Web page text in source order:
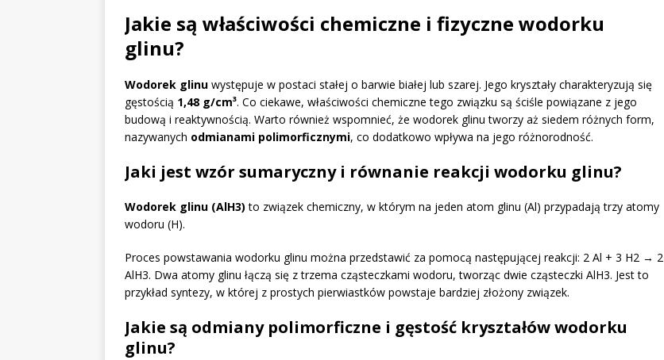
Jakie są właściwości chemiczne i fizyczne wodorku
glinu?
Wodorek glinu występuje w postaci stałej o barwie białej lub szarej. Jego kryształy charakteryzują się
gęstością 1,48 g/cm³. Co ciekawe, właściwości chemiczne tego związku są ściśle powiązane z jego
budową i reaktywnością. Warto również wspomnieć, że wodorek glinu tworzy aż siedem różnych form,
nazywanych odmianami polimorficznymi, co dodatkowo wpływa na jego różnorodność.
Jaki jest wzór sumaryczny i równanie reakcji wodorku glinu?
Wodorek glinu (AlH3) to związek chemiczny, w którym na jeden atom glinu (Al) przypadają trzy atomy
wodoru (H).
Proces powstawania wodorku glinu można przedstawić za pomocą następującej reakcji: 2 Al + 3 H2 → 2
AlH3. Dwa atomy glinu łączą się z trzema cząsteczkami wodoru, tworząc dwie cząsteczki AlH3. Jest to
przykład syntezy, w której z prostych pierwiastków powstaje bardziej złożony związek.
Jakie są odmiany polimorficzne i gęstość kryształów wodorku
glinu?